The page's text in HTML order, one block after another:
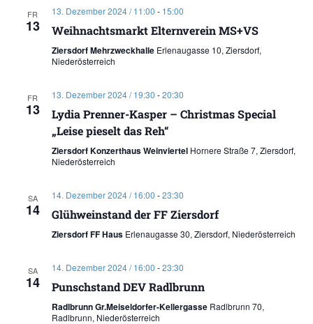
FR
13
13. Dezember 2024 / 11:00 - 15:00
Weihnachtsmarkt Elternverein MS+VS
Ziersdorf Mehrzweckhalle Erlenaugasse 10, Ziersdorf,
Niederösterreich
FR
13
13. Dezember 2024 / 19:30 -20:30
Lydia Prenner-Kasper – Christmas Special
„Leise pieselt das Reh“
Ziersdorf Konzerthaus Weinviertel Hornere Straße 7, Ziersdorf,
Niederösterreich
SA
14
14. Dezember 2024 / 16:00 -23:30
Glühweinstand der FF Ziersdorf
Ziersdorf FF Haus Erlenaugasse 30, Ziersdorf, Niederösterreich
SA
14
14. Dezember 2024 / 16:00 -23:30
Punschstand DEV Radlbrunn
Radlbrunn Gr.Meiseldorfer-Kellergasse Radlbrunn 70,
Radlbrunn, Niederösterreich